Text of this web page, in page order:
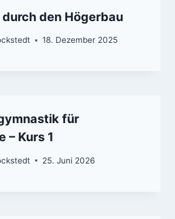
durch den Högerbau
18. Dezember 2025
für
– Kurs 1
25. Juni 2026